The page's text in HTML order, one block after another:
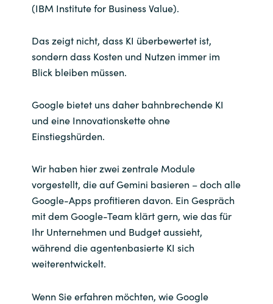
(IBM Institute for Business Value).
Das zeigt nicht, dass KI überbewertet ist,
sondern dass Kosten und Nutzen immer im
Blick bleiben müssen.
Google bietet uns daher bahnbrechende KI
und eine Innovationskette ohne
Einstiegshürden.
Wir haben hier zwei zentrale Module
vorgestellt, die auf Gemini basieren – doch alle
Google-Apps profitieren davon. Ein Gespräch
mit dem Google-Team klärt gern, wie das für
Ihr Unternehmen und Budget aussieht,
während die agentenbasierte KI sich
weiterentwickelt.
Wenn Sie erfahren möchten, wie Google